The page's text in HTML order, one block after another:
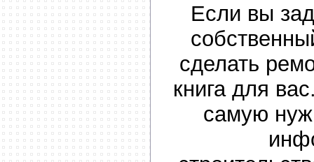
Если вы
сделать
книга для
самую